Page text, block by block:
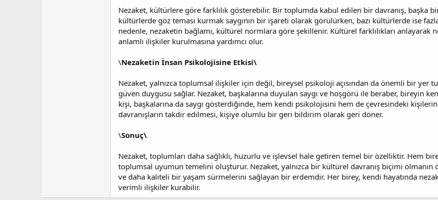
Nezaket, kültürlere göre farklılık gösterebilir. Bir toplumda kabul edilen bir davranış, başka
kültürlerde göz teması kurmak saygının bir işareti olarak görülürken, bazı kültürlerde ise
nedenle, nezaketin bağlamı, kültürel normlara göre şekillenir. Kültürel farklılıkları anlayarak
anlamlı ilişkiler kurulmasına yardımcı olur.
\Nezaketin İnsan Psikolojisine Etkisi\
Nezaket, yalnızca toplumsal ilişkiler için değil, bireysel psikoloji açısından da önemli bir yer
güven duygusu sağlar. Nezaket, başkalarına duyulan saygı ve hoşgörü ile beraber, bireyin
kişi, başkalarına da saygı gösterdiğinde, hem kendi psikolojisini hem de çevresindeki
davranışların takdir edilmesi, kişiye olumlu bir geri bildirim olarak geri döner.
\Sonuç\
Nezaket, toplumları daha sağlıklı, huzurlu ve işlevsel hale getiren temel bir özelliktir. Hem
toplumsal uyumun temelini oluşturur. Nezaket, yalnızca bir kültürel davranış biçimi olmanın
ve daha kaliteli bir yaşam sürmelerini sağlayan bir erdemdir. Her birey, kendi hayatında
verimli ilişkiler kurabilir.